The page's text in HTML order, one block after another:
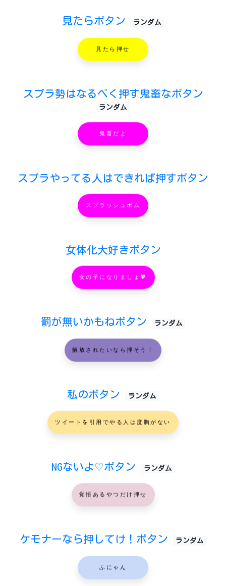
見たらボタン ランダム
見たら押せ
スプラ勢はなるべく押す鬼畜なボタン
ランダム
鬼畜だよ
スプラやってる人はできれば押すボタン
スプラッシュボム
女体化大好きボタン
女の子になりましょ💖
罰が無いかもねボタン ランダム
解放されたいなら押そう！
私のボタン ランダム
ツイートを引用でやる人は度胸がない
NGないよ♡ボタン ランダム
覚悟あるやつだけ押せ
ケモナーなら押してけ！ボタン ランダム
ふにゃん